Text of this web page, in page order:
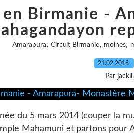
Birmanie -
Amarapura, Circuit Birmanie, moines,
21.02.2018
Par
du 5 mars 2014 (couper la
Mahamuni et partons pour